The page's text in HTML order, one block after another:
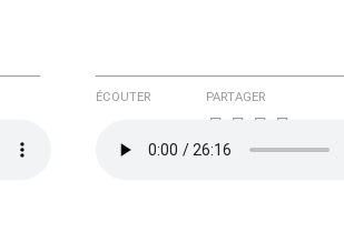
ÉCOUTER PARTAGER